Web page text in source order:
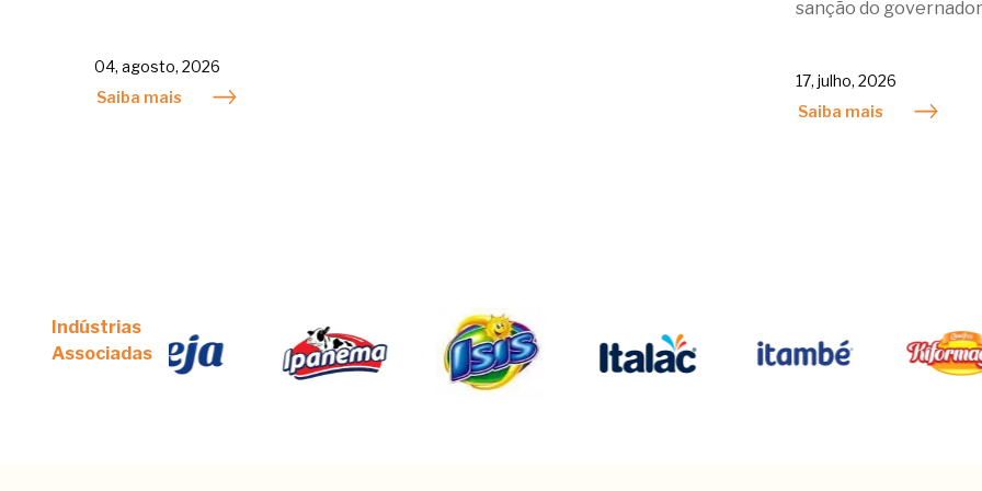
04, agosto, 2026
Saiba mais
sanção do
17, julho, 2026
Saiba mais
Indústrias
Associadas